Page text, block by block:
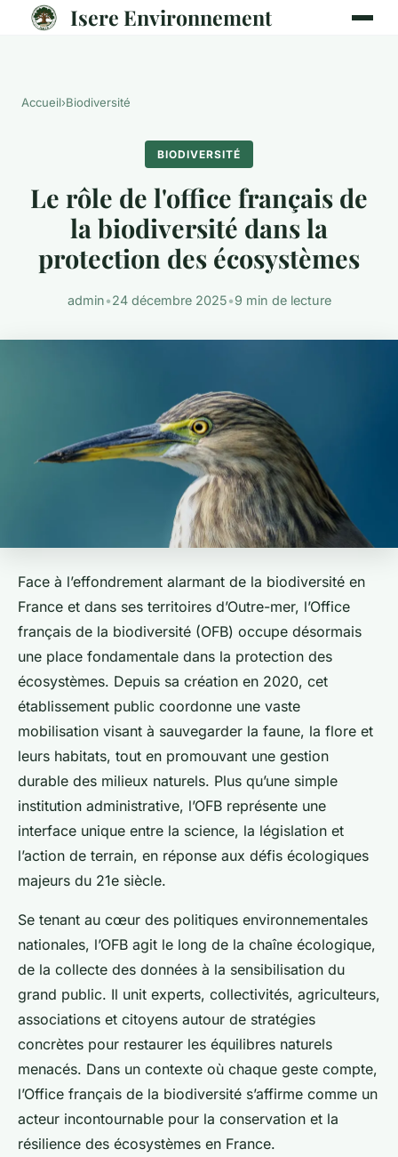
Isere Environnement
Accueil›Biodiversité
BIODIVERSITÉ
Le rôle de l'office français de
la biodiversité dans la
protection des écosystèmes
admin•24 décembre 2025•9 min de lecture
Face à l’effondrement alarmant de la biodiversité en
France et dans ses territoires d’Outre-mer, l’Office
français de la biodiversité (OFB) occupe désormais
une place fondamentale dans la protection des
écosystèmes. Depuis sa création en 2020, cet
établissement public coordonne une vaste
mobilisation visant à sauvegarder la faune, la flore et
leurs habitats, tout en promouvant une gestion
durable des milieux naturels. Plus qu’une simple
institution administrative, l’OFB représente une
interface unique entre la science, la législation et
l’action de terrain, en réponse aux défis écologiques
majeurs du 21e siècle.
Se tenant au cœur des politiques environnementales
nationales, l’OFB agit le long de la chaîne écologique,
de la collecte des données à la sensibilisation du
grand public. Il unit experts, collectivités, agriculteurs,
associations et citoyens autour de stratégies
concrètes pour restaurer les équilibres naturels
menacés. Dans un contexte où chaque geste compte,
l’Office français de la biodiversité s’affirme comme un
acteur incontournable pour la conservation et la
résilience des écosystèmes en France.